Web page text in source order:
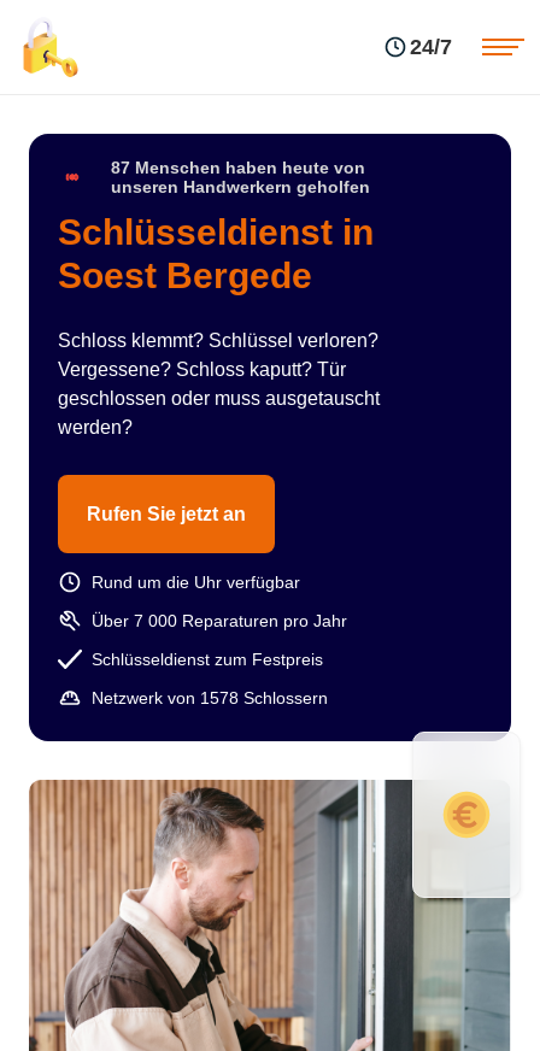
24/7
87 Menschen haben heute von
unseren Handwerkern geholfen
Schlüsseldienst in
Soest Bergede
Schloss klemmt? Schlüssel verloren?
Vergessene? Schloss kaputt? Tür
geschlossen oder muss ausgetauscht
werden?
Rufen Sie jetzt an
Rund um die Uhr verfügbar
Über 7 000 Reparaturen pro Jahr
Schlüsseldienst zum Festpreis
Netzwerk von 1578 Schlossern